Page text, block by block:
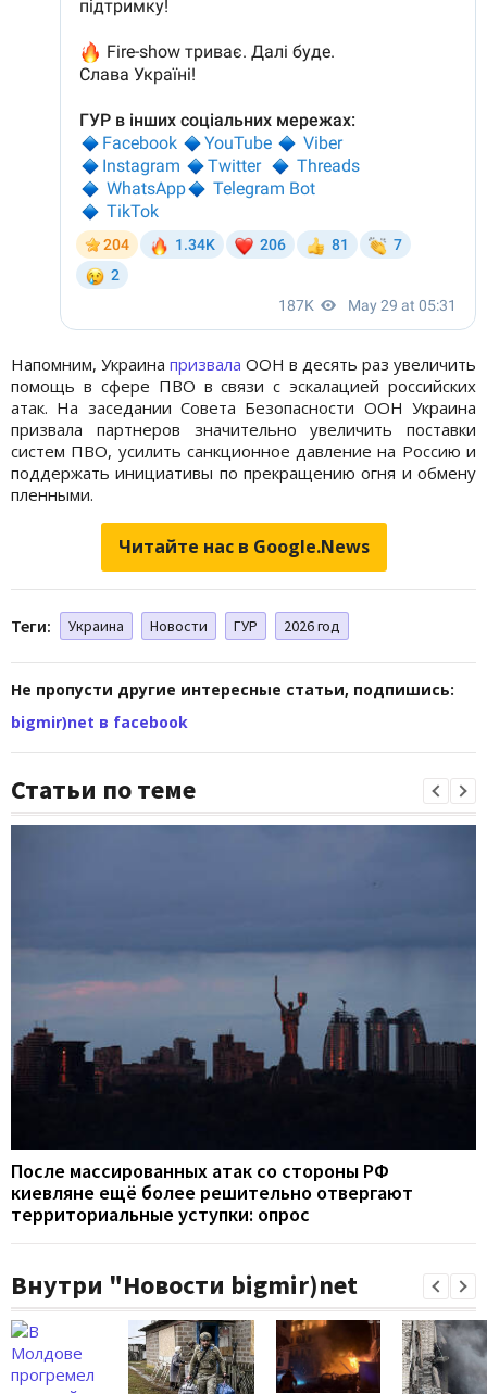
Напомним, Украина призвала ООН в десять раз увеличить
помощь в сфере ПВО в связи с эскалацией российских
атак. На заседании Совета Безопасности ООН Украина
призвала партнеров значительно увеличить поставки
систем ПВО, усилить санкционное давление на Россию и
поддержать инициативы по прекращению огня и обмену
пленными.
Читайте нас в Google.News
Теги: Украина Новости ГУР 2026 год
Не пропусти другие интересные статьи, подпишись:
bigmir)net в facebook
Статьи по теме
После массированных атак со стороны РФ
киевляне ещё более решительно отвергают
территориальные уступки: опрос
Внутри "Новости bigmir)net